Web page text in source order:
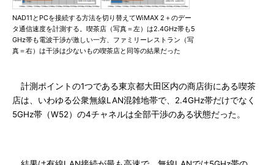
NAD11とPCを接続する方法を切り替えてWiMAX 2＋のデー
タ通信速度を計測する。喫茶店（写真＝左）は2.4GHz帯も5
GHz帯も電波干渉が激しい一方、ファミリーレストラン（写
真＝右）は干渉は少ないもの喫茶店と同等の結果だった
計測ポイントの1つである東京都大田区内の商店街にある喫茶
店は、いわゆる公衆無線LAN混雑地帯で、2.4GHz帯だけでなく
5GHz帯（W52）の4チャネルは全部干渉のある状態だった。